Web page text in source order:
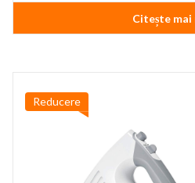
a
Citește mai
Reducere